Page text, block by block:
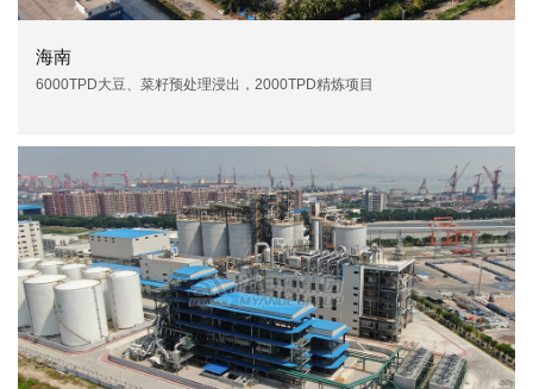
海南
6000TPD大豆、菜籽预处理浸出，2000TPD精炼项目